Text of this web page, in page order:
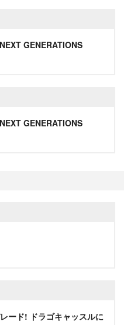
GENERATIONS
GENERATIONS
ード! ドラゴキャッスルに